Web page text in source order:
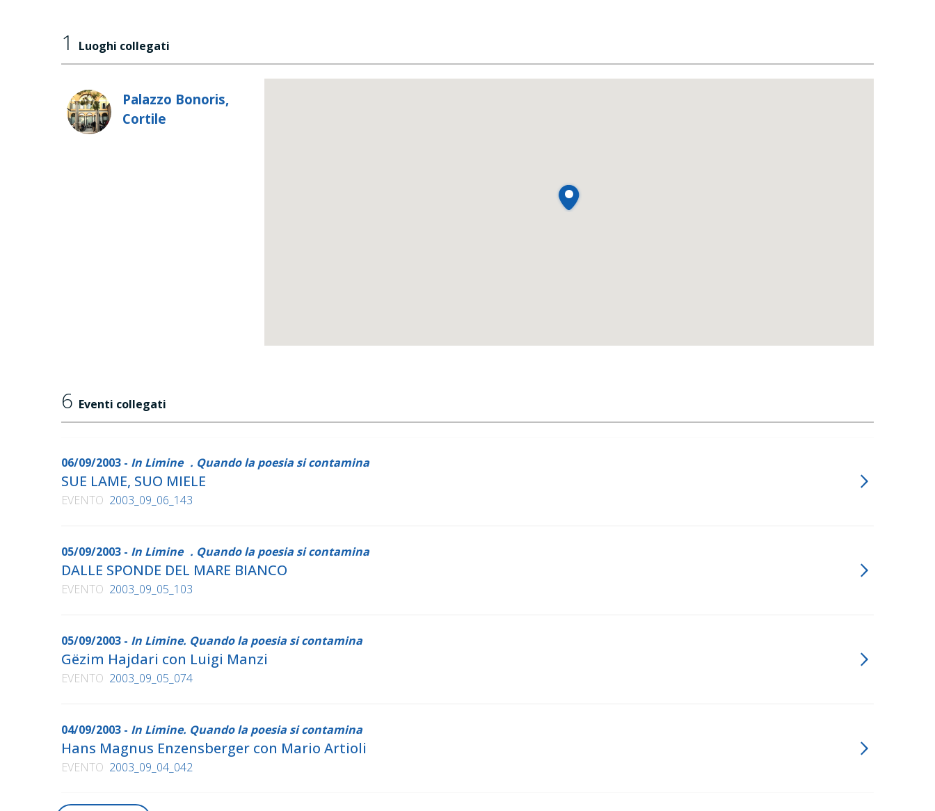
1 Luoghi collegati
Palazzo Bonoris,
Cortile
6 Eventi collegati
06/09/2003 - In Limine . Quando la poesia si contamina
SUE LAME, SUO MIELE
EVENTO 2003_09_06_143
05/09/2003 - In Limine . Quando la poesia si contamina
DALLE SPONDE DEL MARE BIANCO
EVENTO 2003_09_05_103
05/09/2003 - In Limine. Quando la poesia si contamina
Gëzim Hajdari con Luigi Manzi
EVENTO 2003_09_05_074
04/09/2003 - In Limine. Quando la poesia si contamina
Hans Magnus Enzensberger con Mario Artioli
EVENTO 2003_09_04_042